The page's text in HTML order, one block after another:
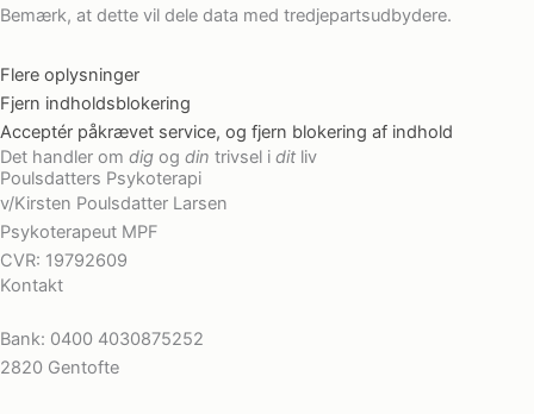
Bemærk, at dette vil dele data med tredjepartsudbydere.
Flere oplysninger
Fjern indholdsblokering
Acceptér påkrævet service, og fjern blokering af indhold
Det handler om dig og din trivsel i dit liv
Poulsdatters Psykoterapi
v/Kirsten Poulsdatter Larsen
Psykoterapeut MPF
CVR: 19792609
Kontakt
Bank: 0400 4030875252
2820 Gentofte